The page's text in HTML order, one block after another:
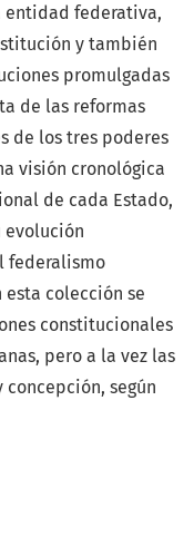
entidad federativa,
y también
promulgadas
de las reformas
de los tres poderes
visión cronológica
de cada Estado,
evolución
federalismo
esta colección se
constitucionales
pero a la vez las
según